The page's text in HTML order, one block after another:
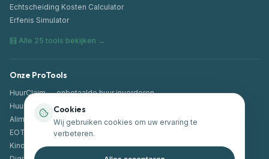
Echtscheiding Kosten Calculator
Erfenis Simulator
🧮 Alle 25 tools bekijken →
Onze ProTools
HuurClaim — onbetaalde huur invorderen
Huurcontract-analyse (AI + herwerkt contract)
Alimentatie PRO
EOT — Echtscheiding onderling akkoord
Kindregeling PRO
Cookies
Wij gebruiken cookies om uw ervaring te
verbeteren.